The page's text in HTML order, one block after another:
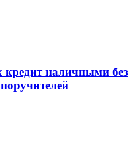
наличными без